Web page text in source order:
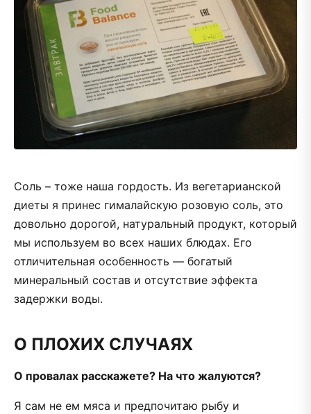
Соль – тоже наша гордость. Из вегетарианской
диеты я принес гималайскую розовую соль, это
довольно дорогой, натуральный продукт, который
мы используем во всех наших блюдах. Его
отличительная особенность — богатый
минеральный состав и отсутствие эффекта
задержки воды.
О ПЛОХИХ СЛУЧАЯХ
О провалах расскажете? На что жалуются?
Я сам не ем мяса и предпочитаю рыбу и